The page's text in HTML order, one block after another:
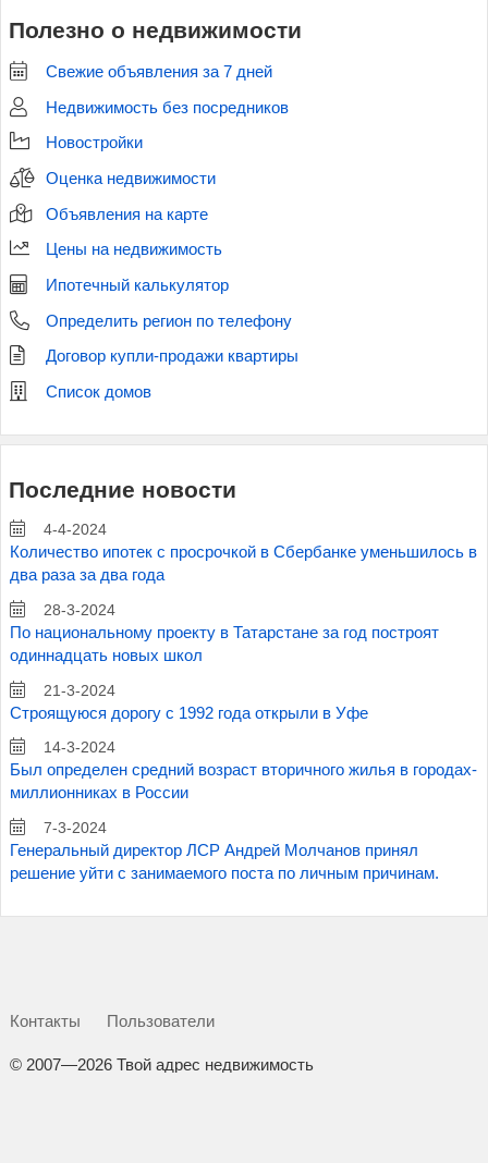
Полезно о недвижимости
Свежие объявления за 7 дней
Недвижимость без посредников
Новостройки
Оценка недвижимости
Объявления на карте
Цены на недвижимость
Ипотечный калькулятор
Определить регион по телефону
Договор купли-продажи квартиры
Список домов
Последние новости
4-4-2024
Количество ипотек с просрочкой в Сбербанке уменьшилось в
два раза за два года
28-3-2024
По национальному проекту в Татарстане за год построят
одиннадцать новых школ
21-3-2024
Строящуюся дорогу с 1992 года открыли в Уфе
14-3-2024
Был определен средний возраст вторичного жилья в городах-
миллионниках в России
7-3-2024
Генеральный директор ЛСР Андрей Молчанов принял
решение уйти с занимаемого поста по личным причинам.
Контакты Пользователи
© 2007—2026 Твой адрес недвижимость